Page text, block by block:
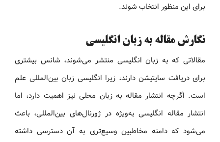
برای این منظور انتخاب شوند.
نگارش مقاله به زبان انگلیسی
مقالاتی که به زبان انگلیسی منتشر می‌شوند، شانس بیشتری
برای دریافت سایتیشن دارند، زیرا انگلیسی زبان بین‌المللی علم
است. اگرچه انتشار مقاله به زبان محلی نیز اهمیت دارد، اما
انتشار مقاله انگلیسی به‌ویژه در ژورنال‌های بین‌المللی، باعث
می‌شود که دامنه مخاطبین وسیع‌تری به آن دسترسی داشته